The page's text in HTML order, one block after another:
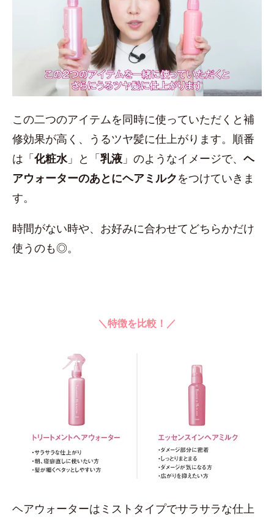
この二つのアイテムを同時に使っていただくと補
修効果が高く、うるツヤ髪に仕上がります。順番
は「化粧水」と「乳液 」のようなイメージで、 ヘ
アウォーターのあとにヘアミルクをつけていきま
す。
時間がない時や、お好みに合わせてどちらかだけ
使うのも◎。
＼特徴を比較！／
ヘアウォーターはミストタイプでサラサラな仕上